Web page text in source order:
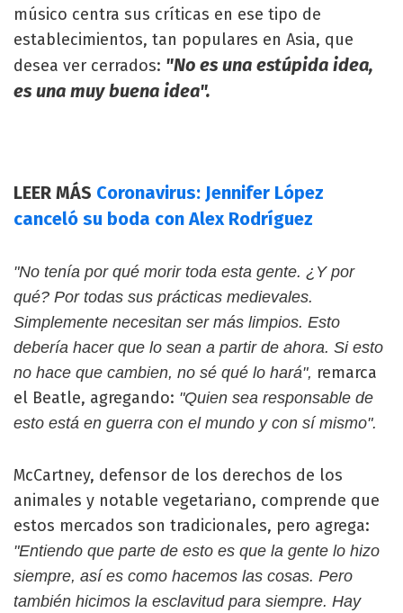
músico centra sus críticas en ese tipo de
establecimientos, tan populares en Asia, que
desea ver cerrados: "No es una estúpida idea,
es una muy buena idea".
LEER MÁS Coronavirus: Jennifer López
canceló su boda con Alex Rodríguez
"No tenía por qué morir toda esta gente. ¿Y por
qué? Por todas sus prácticas medievales.
Simplemente necesitan ser más limpios. Esto
debería hacer que lo sean a partir de ahora. Si esto
no hace que cambien, no sé qué lo hará", remarca
el Beatle, agregando: "Quien sea responsable de
esto está en guerra con el mundo y con sí mismo".
McCartney, defensor de los derechos de los
animales y notable vegetariano, comprende que
estos mercados son tradicionales, pero agrega:
"Entiendo que parte de esto es que la gente lo hizo
siempre, así es como hacemos las cosas. Pero
también hicimos la esclavitud para siempre. Hay